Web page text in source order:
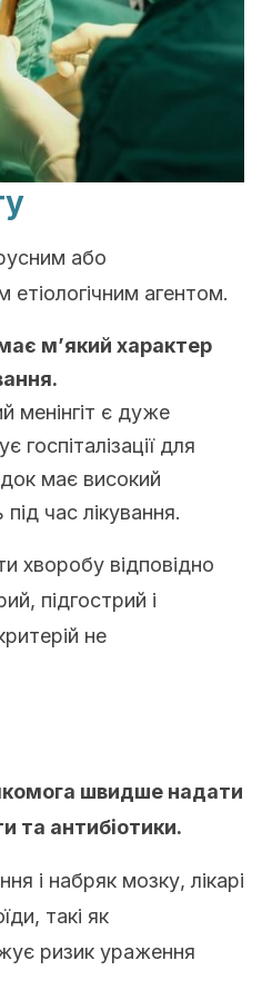
або
етіологічним агентом.
м’який характер
менінгіт є дуже
госпіталізації для
має високий
час лікування.
хворобу відповідно
підгострий і
не
швидше надати
та антибіотики.
і набряк мозку, лікарі
такі як
ризик ураження